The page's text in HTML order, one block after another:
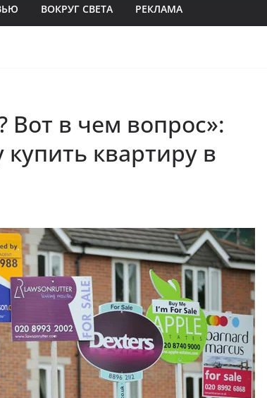
ВОКРУГ СВЕТА РЕКЛАМА
Вот в чем вопрос»:
квартиру в